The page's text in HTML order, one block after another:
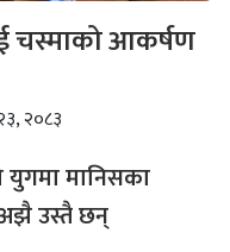
चस्माको आकर्षण
२०८३
मानिसका
अझै उस्तै छन्